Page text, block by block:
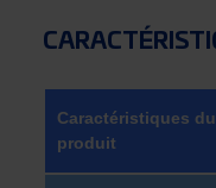
Caractéristiques du
produit